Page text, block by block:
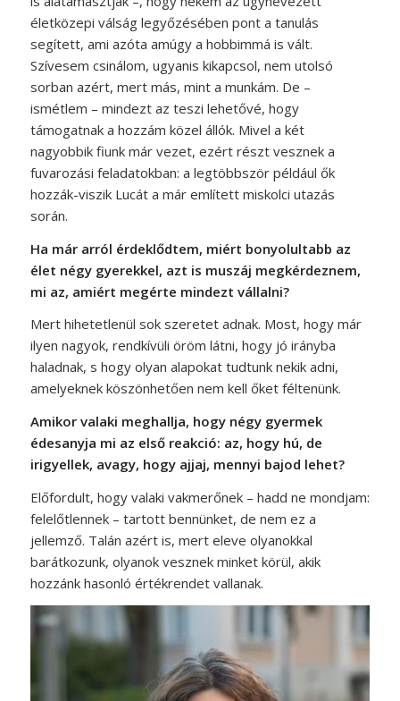
életközepi válság legyőzésében pont a tanulás
segített, ami azóta amúgy a hobbimmá is vált.
Szívesem csinálom, ugyanis kikapcsol, nem utolsó
sorban azért, mert más, mint a munkám. De –
ismétlem – mindezt az teszi lehetővé, hogy
támogatnak a hozzám közel állók. Mivel a két
nagyobbik fiunk már vezet, ezért részt vesznek a
fuvarozási feladatokban: a legtöbbször például ők
hozzák-viszik Lucát a már említett miskolci utazás
során.
Ha már arról érdeklődtem, miért bonyolultabb az
élet négy gyerekkel, azt is muszáj megkérdeznem,
mi az, amiért megérte mindezt vállalni?
Mert hihetetlenül sok szeretet adnak. Most, hogy már
ilyen nagyok, rendkívüli öröm látni, hogy jó irányba
haladnak, s hogy olyan alapokat tudtunk nekik adni,
amelyeknek köszönhetően nem kell őket féltenünk.
Amikor valaki meghallja, hogy négy gyermek
édesanyja mi az első reakció: az, hogy hú, de
irigyellek, avagy, hogy ajjaj, mennyi bajod lehet?
Előfordult, hogy valaki vakmerőnek – hadd ne mondjam:
felelőtlennek – tartott bennünket, de nem ez a
jellemző. Talán azért is, mert eleve olyanokkal
barátkozunk, olyanok vesznek minket körül, akik
hozzánk hasonló értékrendet vallanak.